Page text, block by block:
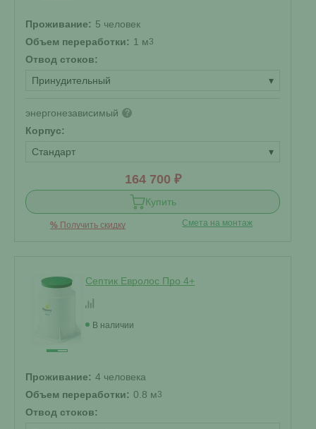
Проживание: 5 человек
Объем переработки: 1 м3
Отвод стоков:
Принудительный
▾
энергонезависимый ?
Корпус:
Стандарт
▾
164 700 ₽
Купить
% Получить скидку Смета на монтаж
Септик Евролос Про 4+
В наличии
Проживание: 4 человека
Объем переработки: 0.8 м3
Отвод стоков: